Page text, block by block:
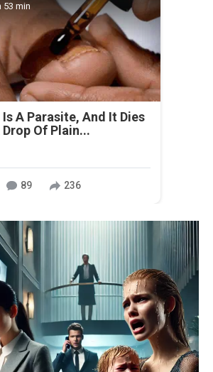
53 min
Is A Parasite, And It Dies
Of Plain...
89 236